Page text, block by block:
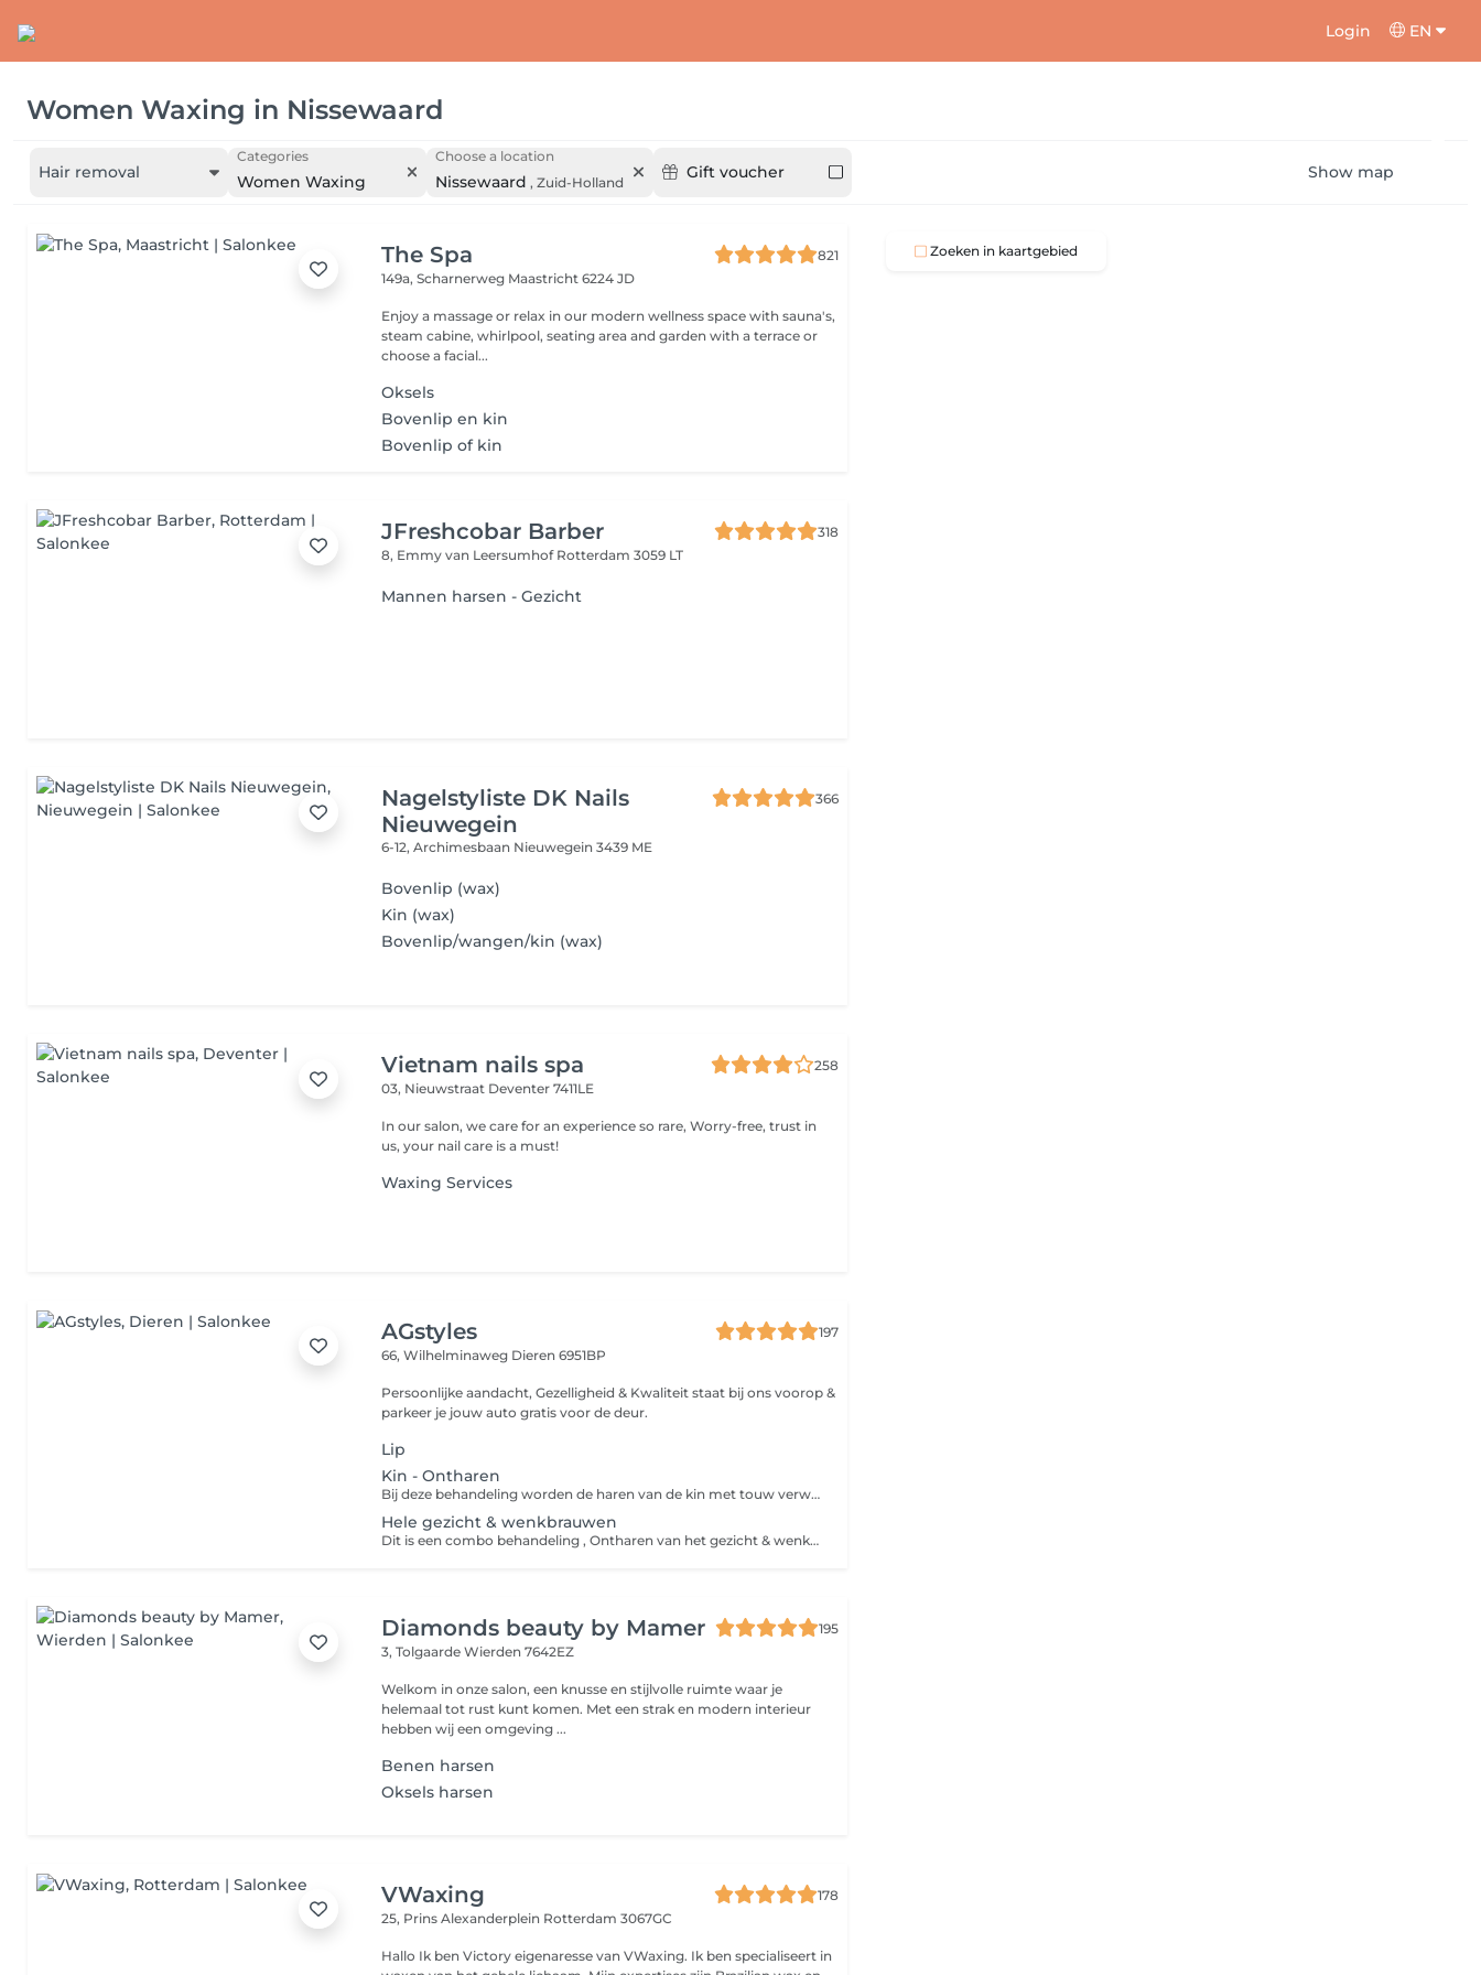
Login EN
Women Waxing in Nissewaard
Hair removal
Categories
Women Waxing
Choose a location
Nissewaard , Zuid-Holland
Gift voucher Show map
The Spa
821
149a, Scharnerweg Maastricht 6224 JD
Enjoy a massage or relax in our modern wellness space with sauna's,
steam cabine, whirlpool, seating area and garden with a terrace or
choose a facial...
Oksels
Bovenlip en kin
Bovenlip of kin
JFreshcobar Barber
318
8, Emmy van Leersumhof Rotterdam 3059 LT
Mannen harsen - Gezicht
Nagelstyliste DK Nails
Nieuwegein
366
6-12, Archimesbaan Nieuwegein 3439 ME
Bovenlip (wax)
Kin (wax)
Bovenlip/wangen/kin (wax)
Vietnam nails spa
258
03, Nieuwstraat Deventer 7411LE
In our salon, we care for an experience so rare, Worry-free, trust in
us, your nail care is a must!
Waxing Services
AGstyles
197
66, Wilhelminaweg Dieren 6951BP
Persoonlijke aandacht, Gezelligheid & Kwaliteit staat bij ons voorop &
parkeer je jouw auto gratis voor de deur.
Lip
Kin - Ontharen
Bij deze behandeling worden de haren van de kin met touw verwijderd zodat ook alle donsharen worden mee verwijderd voor een glad resultaat.
Hele gezicht & wenkbrauwen
Dit is een combo behandeling , Ontharen van het gezicht & wenkbrauwen epileren. De haren van het gezicht worden met touw verwijderd zodat ook alle donsharen worden mee verwijderd voor een glad resultaat van het gezicht. Daarna ontharen we de ongewenste haartjes bij de wenkbrauwen met touw en pincet. Ook worden je wenkbrauwen in vorm gebracht die het beste bij jouw gezicht past en/of die je graag wilt.
Diamonds beauty by Mamer
195
3, TolgaardeWierden 7642EZ
Welkom in onze salon, een knusse en stijlvolle ruimte waar je
helemaal tot rust kunt komen. Met een strak en modern interieur
hebben wij een omgeving ...
Benen harsen
Oksels harsen
VWaxing
178
25, Prins Alexanderplein Rotterdam 3067GC
Hallo Ik ben Victory eigenaresse van VWaxing. Ik ben specialiseert in
Zoeken in kaartgebied